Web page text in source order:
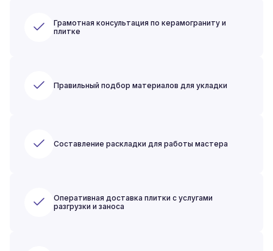
Грамотная консультация по керамограниту и
плитке
Правильный подбор материалов для укладки
Составление раскладки для работы мастера
Оперативная доставка плитки с услугами
разгрузки и заноса